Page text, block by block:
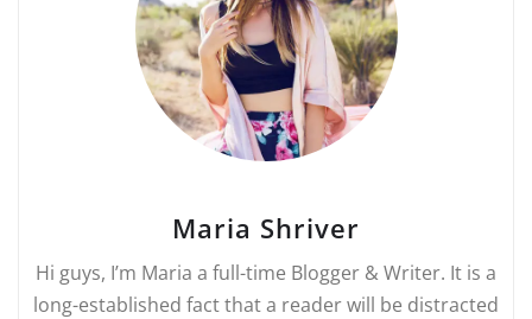
Maria Shriver
Hi guys, I’m Maria a full-time Blogger & Writer. It is a
long-established fact that a reader will be distracted